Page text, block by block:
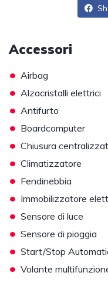
Accessori
• Airbag
• Alzacristalli elettrici
• Antifurto
• Boardcomputer
• Chiusura
• Climatizzatore
• Fendinebbia
• Immobilizzatore
• Sensore di luce
• Sensore di pioggia
• Start/Stop
• Volante